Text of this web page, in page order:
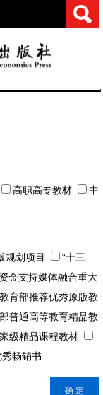
高职高专教材
中
规划项目
“十三
金支持媒体融合重大
教育部推荐优秀原版教
普通高等教育精品教
级精品课程教材
畅销书